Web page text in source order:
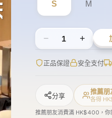
S M
− 1 +
正品保證 安全支付
分享
推薦朋
各得
推薦朋友消費滿 HK$400，你